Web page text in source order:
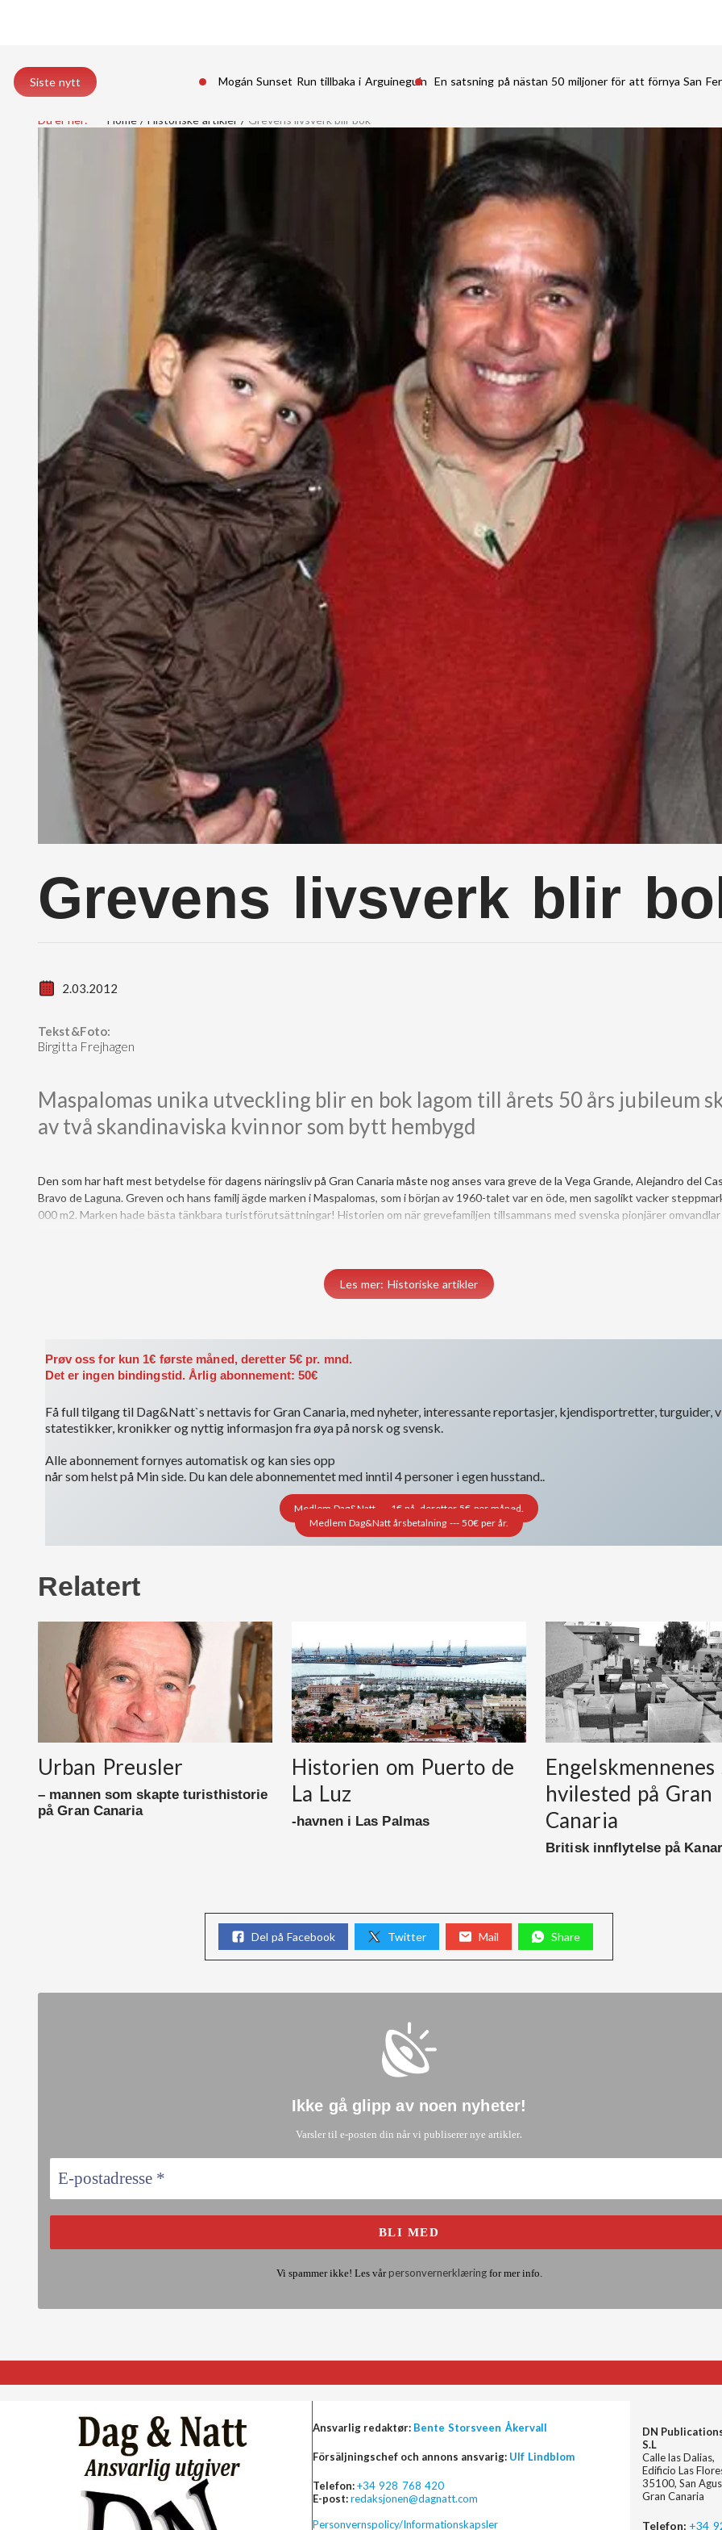
Siste nytt Mogán Sunset Run tillbaka i Arguineguín En satsning på nästan 50 miljoner för att förnya San
Du er her: Home Historiske artikler Grevens livsverk blir bok
Grevens livsverk blir
2.03.2012
Tekst&Foto:
Birgitta Frejhagen
Maspalomas unika utveckling blir en bok lagom till årets 50 års jubileum
av två skandinaviska kvinnor som bytt hembygd
Den som har haft mest betydelse för dagens näringsliv på Gran Canaria måste nog anses vara greve de la Vega Grande, Alejandro del
Bravo de Laguna. Greven och hans familj ägde marken i Maspalomas, som i början av 1960-talet var en öde, men sagolikt vacker
000 m2. Marken hade bästa tänkbara turistförutsättningar! Historien om när grevefamiljen tillsammans med svenska pionjärer
Les mer: Historiske artikler
Prøv oss for kun 1€ første måned, deretter 5€ pr. mnd.
Det er ingen bindingstid. Årlig abonnement: 50€
Få full tilgang til Dag&Natt`s nettavis for Gran Canaria, med nyheter, interessante reportasjer, kjendisportretter, turguider,
statestikker, kronikker og nyttig informasjon fra øya på norsk og svensk.
Alle abonnement fornyes automatisk og kan sies opp
når som helst på Min side. Du kan dele abonnementet med inntil 4 personer i egen husstand..
Medlem Dag&Natt --- 1€ nå, deretter 5€ per måned.
Medlem Dag&Natt årsbetalning --- 50€ per år.
Relatert
Urban Preusler
– mannen som skapte turisthistorie
på Gran Canaria
Historien om Puerto de
La Luz
-havnen i Las Palmas
hvilested på Gran
Canaria
Britisk innflytelse på
Del på Facebook Twitter Mail Share
Ikke gå glipp av noen nyheter!
Varsler til e-posten din når vi publiserer nye artikler.
Vi spammer ikke! Les vår personvernerklæringfor mer info.
Ansvarlig redaktør: Bente Storsveen Åkervall
Försäljningschef och annons ansvarig: Ulf Lindblom
Telefon:+34 928 768 420
E-post:redaksjonen@dagnatt.com
Personvernspolicy/Informationskapsler
DN
S.L
Calle las Dalias,
Edificio Las
35100, San
Gran Canaria
Telefon: +34